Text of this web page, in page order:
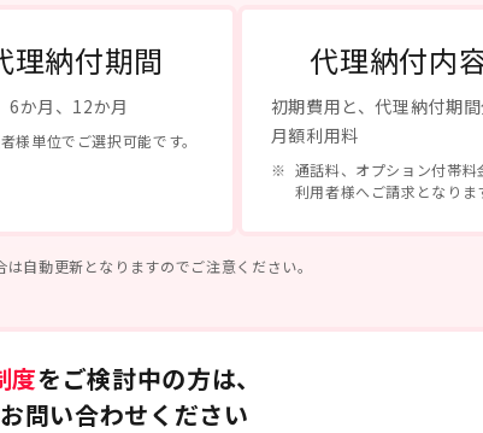
理納付期間
6か月、12か月
様単位でご選択可能です。
代理納付内
初期費用と、代理納付期
月額利用料
通話料、オプション付帯料
利用者様へご請求となりま
自動更新となりますのでご注意ください。
度をご検討中の方は、
問い合わせください